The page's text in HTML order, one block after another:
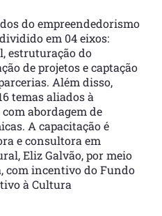
do empreendedorismo
em 04 eixos:
estruturação do
de projetos e captação
Além disso,
temas aliados à
abordagem de
A capacitação é
e consultora em
Eliz Galvão, por meio
com incentivo do Fundo
à Cultura